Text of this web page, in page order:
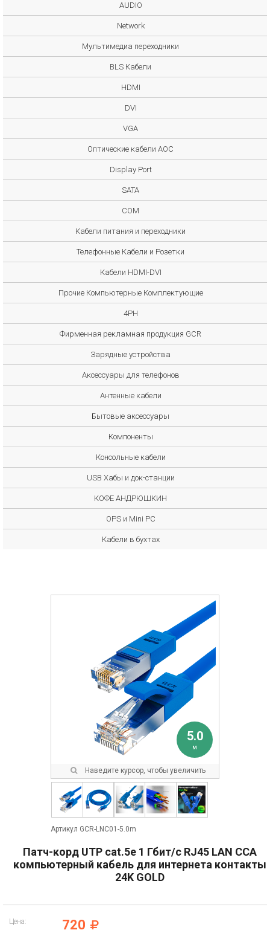
AUDIO
Network
Мультимедиа переходники
BLS Кабели
HDMI
DVI
VGA
Оптические кабели AOC
Display Port
SATA
COM
Кабели питания и переходники
Телефонные Кабели и Розетки
Кабели HDMI-DVI
Прочие Компьютерные Комплектующие
4PH
Фирменная рекламная продукция GCR
Зарядные устройства
Аксессуары для телефонов
Антенные кабели
Бытовые аксессуары
Компоненты
Консольные кабели
USB Хабы и док-станции
КОФЕ АНДРЮШКИН
OPS и Mini PC
Кабели в бухтах
5.0
м
Наведите курсор, чтобы увеличить
Артикул GCR-LNC01-5.0m
Патч-корд UTP cat.5e 1 Гбит/с RJ45 LAN CCA
компьютерный кабель для интернета контакты
24K GOLD
Цена: 720